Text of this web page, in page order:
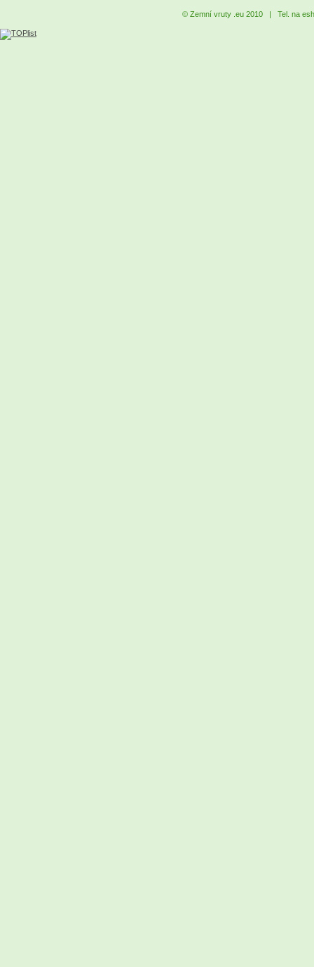
© Zemní vruty .eu 2010 | Tel. na